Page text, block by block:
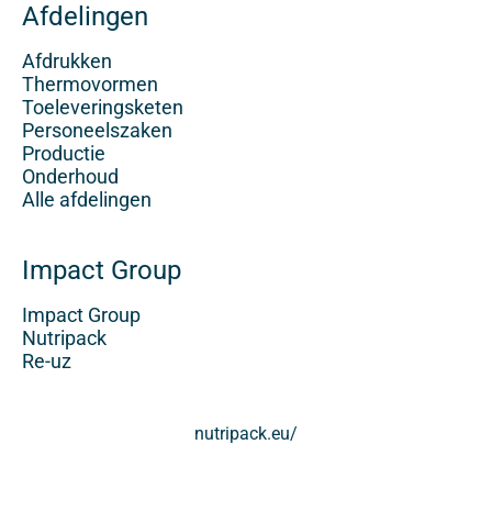
Afdelingen
Afdrukken
Thermovormen
Toeleveringsketen
Personeelszaken
Productie
Onderhoud
Alle afdelingen
Impact Group
Impact Group
Nutripack
Re-uz
nutripack.eu/